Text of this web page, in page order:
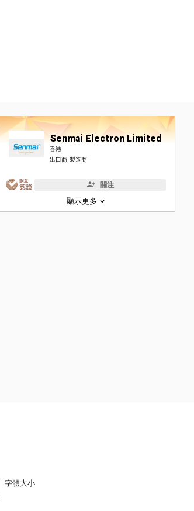
Senmai Electron Limited
香港
出口商, 製造商
關注
顯示更多
字體大小